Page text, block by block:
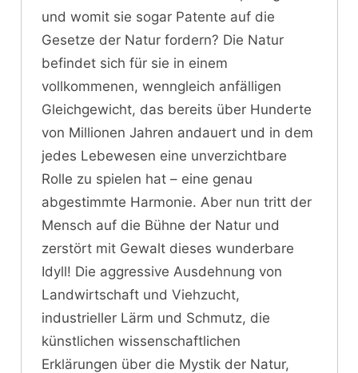
und womit sie sogar Patente auf die
Gesetze der Natur fordern? Die Natur
befindet sich für sie in einem
vollkommenen, wenngleich anfälligen
Gleichgewicht, das bereits über Hunderte
von Millionen Jahren andauert und in dem
jedes Lebewesen eine unverzichtbare
Rolle zu spielen hat – eine genau
abgestimmte Harmonie. Aber nun tritt der
Mensch auf die Bühne der Natur und
zerstört mit Gewalt dieses wunderbare
Idyll! Die aggressive Ausdehnung von
Landwirtschaft und Viehzucht,
industrieller Lärm und Schmutz, die
künstlichen wissenschaftlichen
Erklärungen über die Mystik der Natur,